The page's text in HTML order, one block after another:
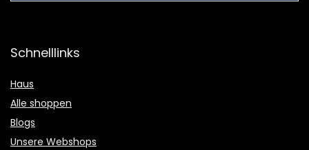
Schnelllinks
Haus
Alle shoppen
Blogs
Unsere Webshops